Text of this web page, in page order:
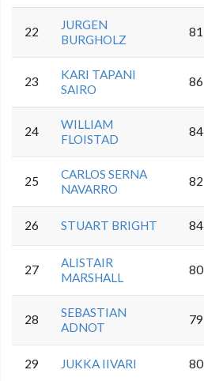
22
JURGEN
BURGHOLZ
81
23
KARI TAPANI
SAIRO
86
24
WILLIAM
FLOISTAD
84
25
CARLOS SERNA
NAVARRO
82
26 STUART BRIGHT 84
27
ALISTAIR
MARSHALL
80
28
SEBASTIAN
ADNOT
79
29 JUKKA IIVARI 80